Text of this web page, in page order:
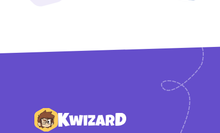
Podnožje